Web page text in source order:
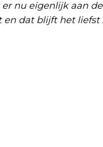
nu eigenlijk aan
dat blijft het liefst